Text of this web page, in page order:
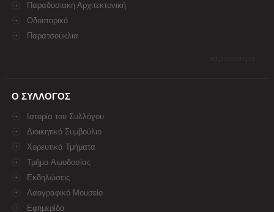
Παραδοσιακή Αρχιτεκτονική
Οδοιπορικό
Παρατσούκλια
Ο ΣΥΛΛΟΓΟΣ
Ιστορία του Συλλόγου
Διοικητικό Συμβούλιο
Χορευτικά Τμήματα
Τμήμα Αιμοδοσίας
Εκδηλώσεις
Λαογραφικό Μουσείο
Εφημερίδα